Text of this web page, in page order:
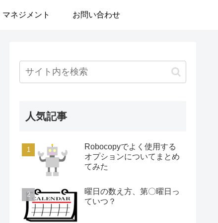
マネジメント お問い合わせ
人気記事
Robocopyでよく使用する
オプションについてまとめ
てみた
曜日の数え方、第〇曜日っ
ていつ？